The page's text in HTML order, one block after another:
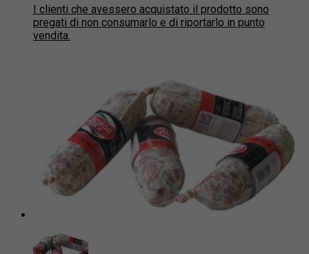
I clienti che avessero acquistato il prodotto sono
pregati di non consumarlo e di riportarlo in punto
vendita.